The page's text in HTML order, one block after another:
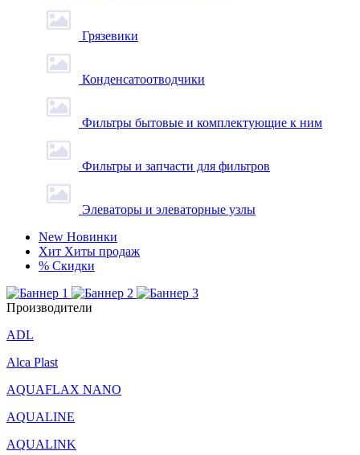
Грязевики
Конденсатоотводчики
Фильтры бытовые и комплектующие к ним
Фильтры и запчасти для фильтров
Элеваторы и элеваторные узлы
New Новинки
Хит Хиты продаж
% Скидки
Производители
ADL
Alca Plast
AQUAFLAX NANO
AQUALINE
AQUALINK